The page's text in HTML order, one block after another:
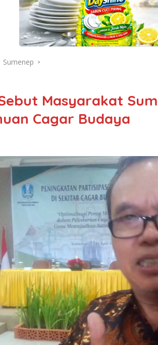
Sumenep
Masyarakat
Cagar Budaya